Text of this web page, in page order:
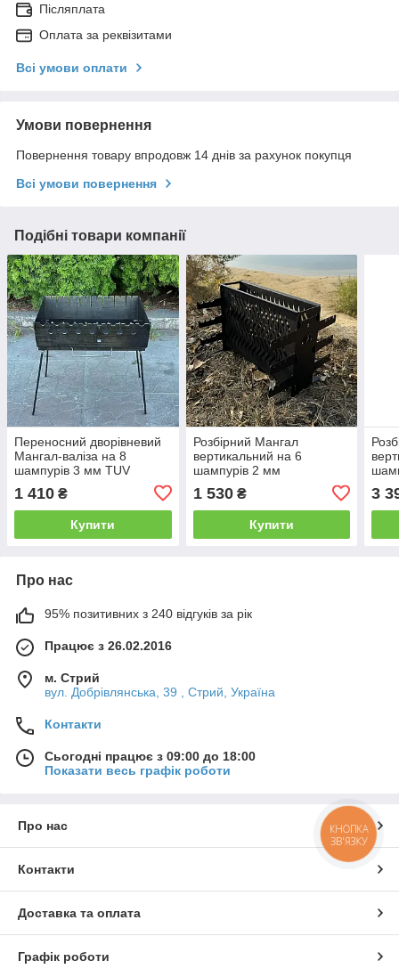
Післяплата
Оплата за реквізитами
Всі умови оплати
Умови повернення
Повернення товару впродовж 14 днів за рахунок покупця
Всі умови повернення
Подібні товари компанії
Переносний дворівневий
Мангал-валіза на 8
шампурів 3 мм TUV
1 410 ₴
Купити
Розбірний Мангал
вертикальний на 6
шампурів 2 мм
1 530₴
Купити
3
Про нас
95% позитивних з 240 відгуків за рік
Працює з 26.02.2016
м. Стрий
вул. Добрівлянська, 39 , Стрий, Україна
Контакти
Сьогодні працює з 09:00 до 18:00
Показати весь графік роботи
Про нас
Контакти
Доставка та оплата
Графік роботи
КНОПКА
ЗВ'ЯЗКУ